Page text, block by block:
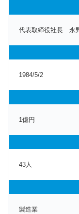
代表取締役社長 永
1984/5/2
1億円
43人
製造業